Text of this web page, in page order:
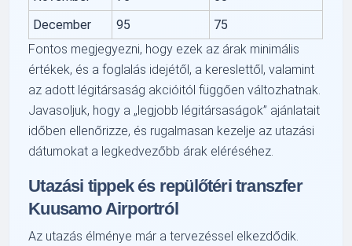
December
95
75
Fontos megjegyezni, hogy ezek az árak minimális
értékek, és a foglalás idejétől, a kereslettől, valamint
az adott légitársaság akcióitól függően változhatnak.
Javasoljuk, hogy a „legjobb légitársaságok” ajánlatait
időben ellenőrizze, és rugalmasan kezelje az utazási
dátumokat a legkedvezőbb árak eléréséhez.
Utazási tippek és repülőtéri transzfer
Kuusamo Airportról
Az utazás élménye már a tervezéssel elkezdődik.